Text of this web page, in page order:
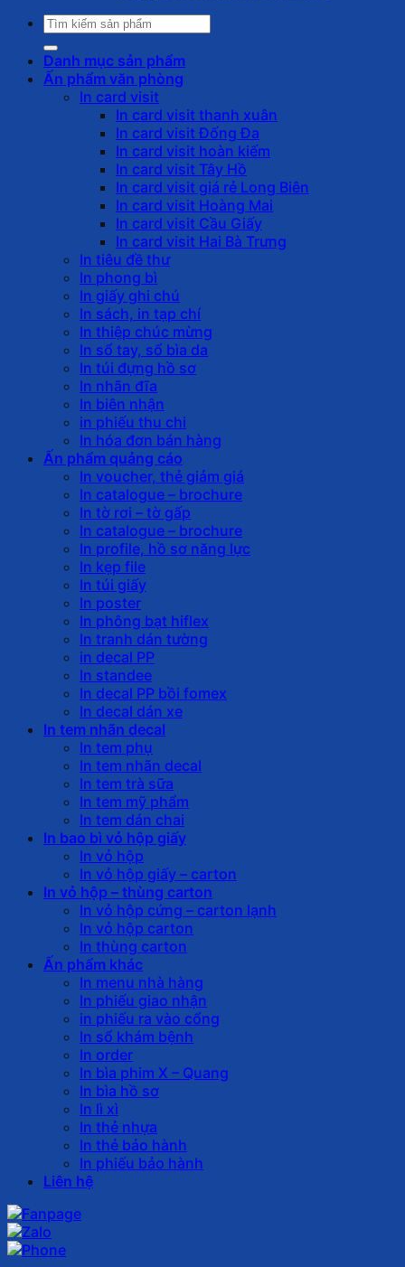
Tìm
kiếm:
Danh mục sản phẩm
Ấn phẩm văn phòng
In card visit
In card visit thanh xuân
In card visit Đống Đa
In card visit hoàn kiếm
In card visit Tây Hồ
In card visit giá rẻ Long Biên
In card visit Hoàng Mai
In card visit Cầu Giấy
In card visit Hai Bà Trưng
In tiêu đề thư
In phong bì
In giấy ghi chú
In sách, in tạp chí
In thiệp chúc mừng
In sổ tay, sổ bìa da
In túi đựng hồ sơ
In nhãn đĩa
In biên nhận
in phiếu thu chi
In hóa đơn bán hàng
Ấn phẩm quảng cáo
In voucher, thẻ giảm giá
In catalogue – brochure
In tờ rơi – tờ gấp
In catalogue – brochure
In profile, hồ sơ năng lực
In kẹp file
In túi giấy
In poster
In phông bạt hiflex
In tranh dán tường
in decal PP
In standee
In decal PP bồi fomex
In decal dán xe
In tem nhãn decal
In tem phụ
In tem nhãn decal
In tem trà sữa
In tem mỹ phẩm
In tem dán chai
In bao bì vỏ hộp giấy
In vỏ hộp
In vỏ hộp giấy – carton
In vỏ hộp – thùng carton
In vỏ hộp cứng – carton lạnh
In vỏ hộp carton
In thùng carton
Ấn phẩm khác
In menu nhà hàng
In phiếu giao nhận
in phiếu ra vào cổng
In sổ khám bệnh
In order
In bìa phim X – Quang
In bìa hồ sơ
In lì xì
In thẻ nhựa
In thẻ bảo hành
In phiếu bảo hành
Liên hệ